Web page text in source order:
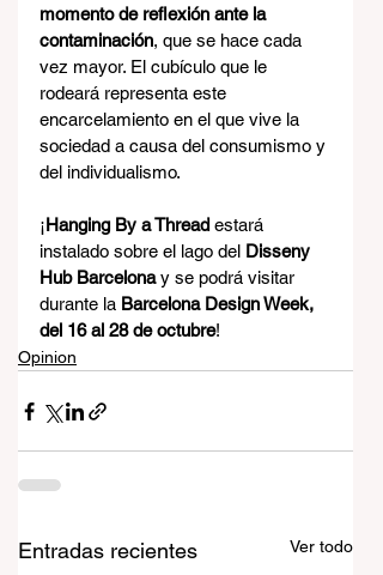
momento de reflexión ante la
contaminación, que se hace cada
vez mayor. El cubículo que le
rodeará representa este
encarcelamiento en el que vive la
sociedad a causa del consumismo y
del individualismo.
¡Hanging By a Thread estará
instalado sobre el lago del Disseny
Hub Barcelona y se podrá visitar
durante la Barcelona Design Week,
del 16 al 28 de octubre!
Opinion
Entradas recientes Ver todo